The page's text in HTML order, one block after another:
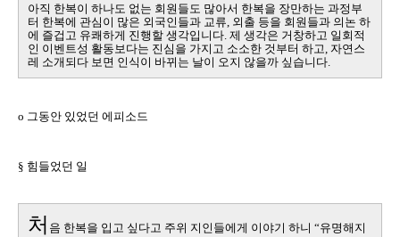
아직 한복이 하나도 없는 회원들도 많아서 한복을 장만하는 과정부
터 한복에 관심이 많은 외국인들과 교류 외출 등을 회원들과 의논 하
에 즐겁고 유쾌하게 진행할 생각입니다 제 생각은 거창하고 일회적
인 이벤트성 활동보다는 진심을 가지고 소소한 것부터 하고 자연스
레 소개되다 보면 인식이 바뀌는 날이 오지 않을까 싶습니다
o 그동안 있었던 에피소드
§ 힘들었던 일
처 음 한복을 입고 싶다고 주위 지인들에게 이야기 하니 “유명해지